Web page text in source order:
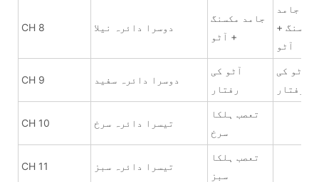
CH 8 دوسرا دائرہ نیلا
جامد مکسنگ
+ آٹو
جامد
مکسنگ +
آٹو
CH 9 دوسرا دائرہ سفید
آٹو کی
رفتار
آٹو کی
رفتار
CH 10 تیسرا دائرہ سرخ
تعصب ہلکا
سرخ
CH 11 تیسرا دائرہ سبز
تعصب ہلکا
سبز